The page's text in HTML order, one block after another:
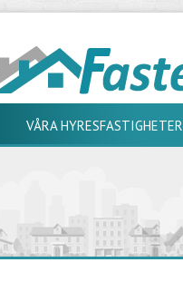
VÅRA HYRESFASTIGHETER